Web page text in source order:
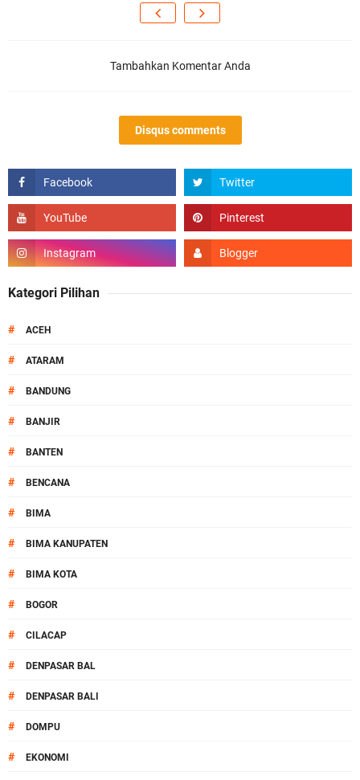
Tambahkan Komentar Anda
Disqus comments
Kategori Pilihan
# ACEH
# ATARAM
# BANDUNG
# BANJIR
# BANTEN
# BENCANA
# BIMA
# BIMA KANUPATEN
# BIMA KOTA
# BOGOR
# CILACAP
# DENPASAR BAL
# DENPASAR BALI
# DOMPU
# EKONOMI